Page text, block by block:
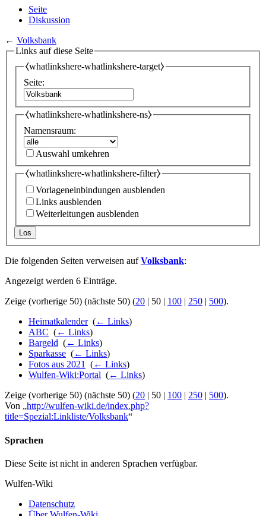
Seite
Diskussion
← Volksbank
Links auf diese Seite
⧼whatlinkshere-whatlinkshere-target⧽
Seite:
⧼whatlinkshere-whatlinkshere-ns⧽
Namensraum:
Auswahl umkehren
⧼whatlinkshere-whatlinkshere-filter⧽
Vorlageneinbindungen ausblenden
Links ausblenden
Weiterleitungen ausblenden
Los
Die folgenden Seiten verweisen aufVolksbank:
Angezeigt werden 6 Einträge.
Zeige (vorherige 50) (nächste 50) (20 | 50 | 100 | 250 | 500).
Heimatkalender‎ (← Links)
ABC (← Links)
Bargeld (← Links)
Sparkasse (← Links)
Fotos aus 2021
(← Links)
Wulfen-Wiki:Portal (← Links)
Zeige (vorherige 50) (nächste 50) (20 | 50 | 100 | 250 | 500).
Von „http://wulfen-wiki.de/index.php?
title=Spezial:Linkliste/Volksbank“
Sprachen
Diese Seite ist nicht in anderen Sprachen verfügbar.
Wulfen-Wiki
Datenschutz